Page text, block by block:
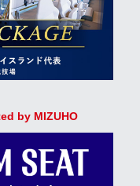
by MIZUHO